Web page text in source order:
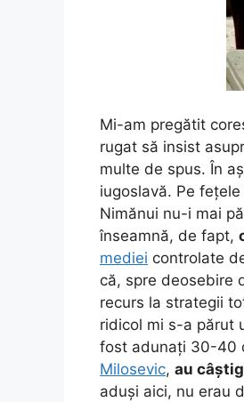
Mi-am pregătit
rugat să insist
multe de spus. În
iugoslavă. Pe
Nimănui nu-i mai
înseamnă, de fapt,
mediei controlate
că, spre deosebire
recurs la strategii
ridicol mi s-a părut
fost adunați 30-40
Milosevic, au
aduși aici, nu erau